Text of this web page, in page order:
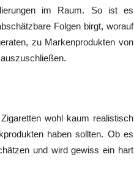
im Raum. So ist es
Folgen birgt, worauf
zu Markenprodukten von
wohl kaum realistisch
haben sollten. Ob es
und wird gewiss ein hart